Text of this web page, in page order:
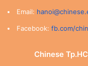
Email:
Facebook: fb.com/
Chinese